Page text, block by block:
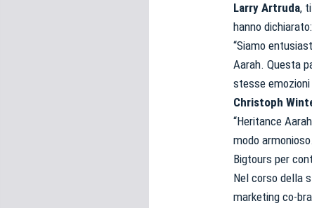
Larry Artruda,
hanno dichiarato:
“Siamo
Aarah. Questa
stesse emozioni
Christoph
“Heritance
modo
Bigtours per
Nel corso della
marketing co-